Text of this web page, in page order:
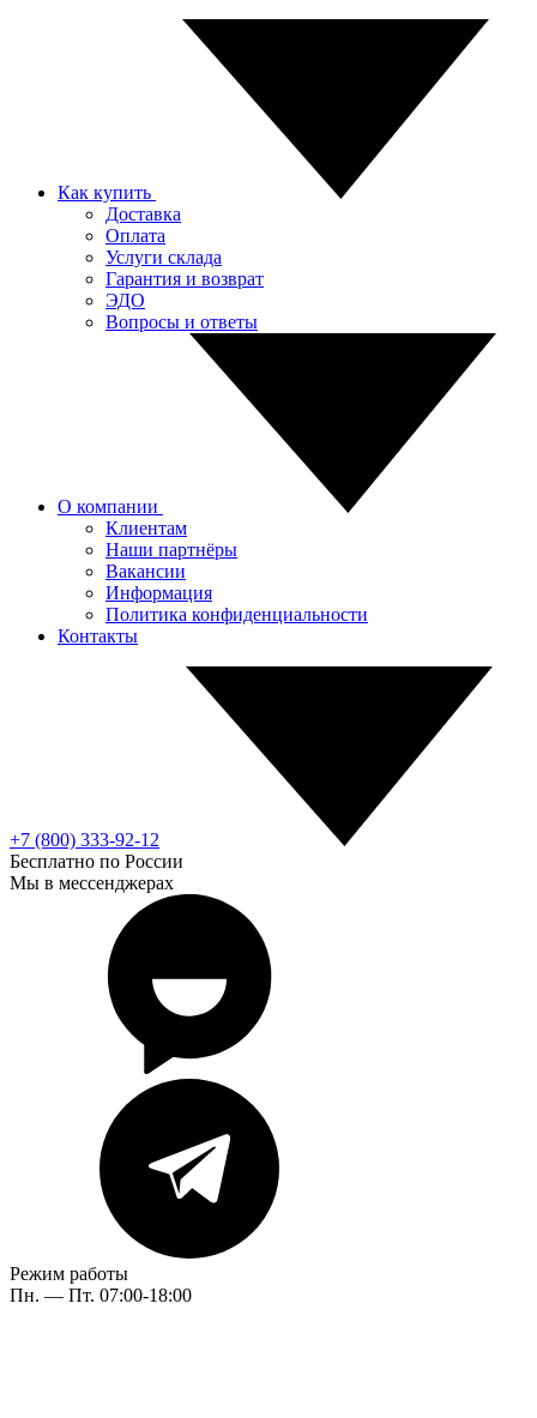
Как купить
Доставка
Оплата
Услуги склада
Гарантия и возврат
ЭДО
Вопросы и ответы
О компании
Клиентам
Наши партнёры
Вакансии
Информация
Политика конфиденциальности
Контакты
+7 (800) 333-92-12
Бесплатно по России
Мы в мессенджерах
Режим работы
Пн. — Пт. 07:00-18:00